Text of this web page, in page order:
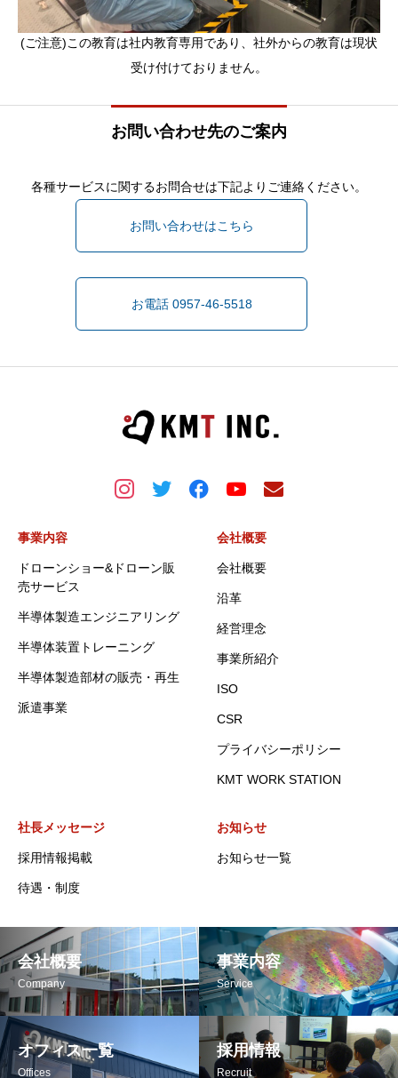
(ご注意)この教育は社内教育専用であり、社外からの教育は現状
受け付けておりません。
お問い合わせ先のご案内
各種サービスに関するお問合せは下記よりご連絡ください。
お問い合わせはこちら
お電話 0957-46-5518
事業内容
ドローンショー&ドローン販
売サービス
半導体製造エンジニアリング
半導体装置トレーニング
半導体製造部材の販売・再生
派遣事業
会社概要
会社概要
沿革
経営理念
事業所紹介
ISO
CSR
プライバシーポリシー
KMT WORK STATION
社長メッセージ
採用情報掲載
待遇・制度
お知らせ
お知らせ一覧
会社概要
Company
事業内容
Service
オフィス一覧
Offices
採用情報
Recruit